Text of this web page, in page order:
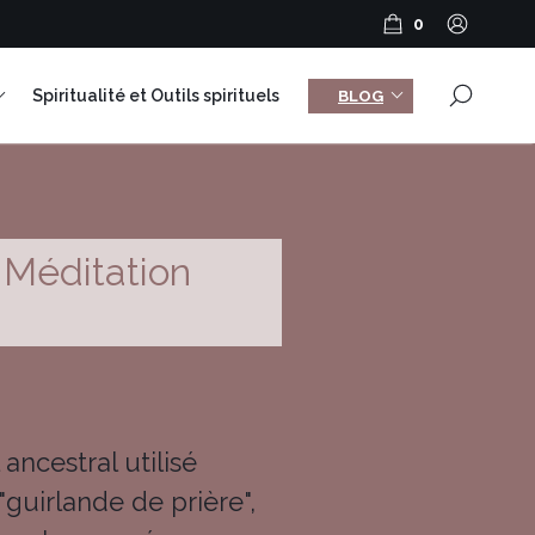
utilisé
de prière",
0
Spiritualité et Outils spirituels BLOG